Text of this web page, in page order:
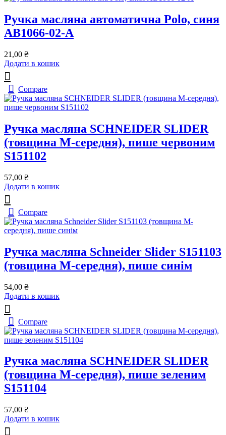
Ручка масляна автоматична Polo, синя
AB1066-02-A
21,00 ₴
Додати в кошик
Compare
Ручка масляна SCHNEIDER SLIDER
(товщина М-середня), пише червоним
S151102
57,00 ₴
Додати в кошик
Compare
Ручка масляна Schneider Slider S151103
(товщина M-середня), пише синім
54,00 ₴
Додати в кошик
Compare
Ручка масляна SCHNEIDER SLIDER
(товщина М-середня), пише зеленим
S151104
57,00 ₴
Додати в кошик